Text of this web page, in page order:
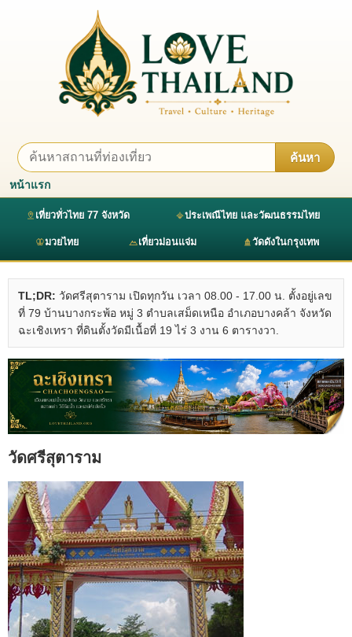
ค้นหา
หน้าแรก
เที่ยวทั่วไทย 77 จังหวัด ประเพณีไทย และวัฒนธรรมไทย
มวยไทย เที่ยวม่อนแจ่ม วัดดังในกรุงเทพ
TL;DR: วัดศรีสุตาราม เปิดทุกวัน เวลา 08.00 - 17.00 น. ตั้งอยู่เลข
ที่ 79 บ้านบางกระพ้อ หมู่ 3 ตำบลเสม็ดเหนือ อำเภอบางคล้า จังหวัด
ฉะเชิงเทรา ที่ดินตั้งวัดมีเนื้อที่ 19 ไร่ 3 งาน 6 ตารางวา.
วัดศรีสุตาราม